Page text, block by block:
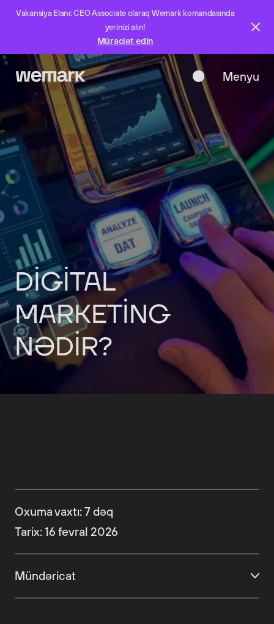
Vakansiya Elanı: CEO Associate olaraq Wemark komandasında
yerinizi alın!
Müraciət edin
Menyu
Oxuma vaxtı:7dəq
Tarix:16 fevral 2026
Mündəricat
Digital Marketing-in Təsviri və Əhəmiyyəti